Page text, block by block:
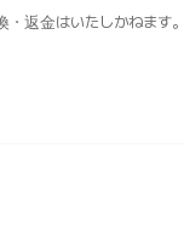
・返金はいたしかねます